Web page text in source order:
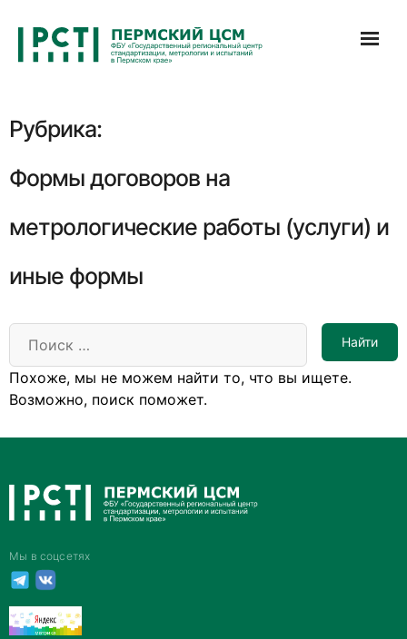
содержимому
Рубрика:
Формы договоров на
метрологические работы (услуги) и
иные формы
Похоже, мы не можем найти то, что вы ищете.
Возможно, поиск поможет.
Мы в соцсетях